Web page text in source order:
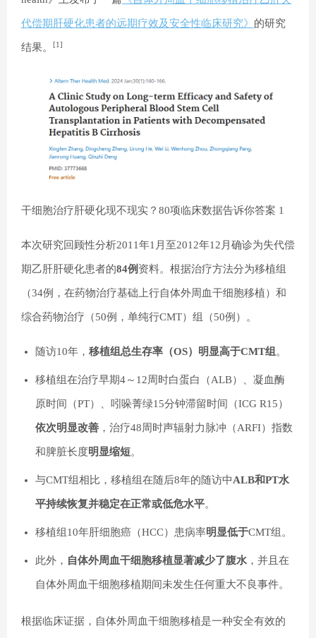
代偿期肝硬化患者的远期疗效及安全性临床研究》 的研究
结果。 [1]
干细胞治疗肝硬化现不现实？80项临床数据告诉你答案 1
本次研究回顾性分析2011年1月至2012年12月确诊为失代偿
期乙肝肝硬化患者的84例 资料。根据治疗方法分为移植组
（34例，在药物治疗基础上行自体外周血干细胞移植）和
综合药物治疗（50例，单纯行CMT）组（50例）。
随访10年， 移植组总生存率（OS）明显高于CMT组 。
移植组在治疗早期4～12周时白蛋白（ALB）、凝血酶
原时间（PT）、吲哚菁绿15分钟滞留时间（ICG R15）
依次明显改善 ，治疗48周时声辐射力脉冲（ARFI）指数
和脾脏长度明显缩短。
与CMT组相比，移植组在随后8年的随访中ALB和PT水
平持续恢复并稳定在正常或低危水平。
移植组10年肝细胞癌（HCC）患病率明显低于CMT组。
此外， 自体外周血干细胞移植显著减少了腹水 ，并且在
自体外周血干细胞移植期间未发生任何重大不良事件。
根据临床证据，自体外周血干细胞移植是一种安全有效的